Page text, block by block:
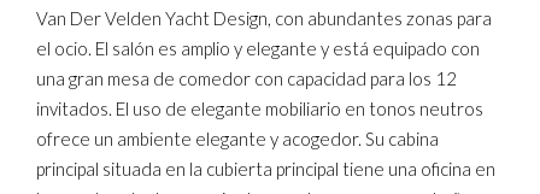
Van Der Velden Yacht Design, con abundantes zonas para
el ocio. El salón es amplio y elegante y está equipado con
una gran mesa de comedor con capacidad para los 12
invitados. El uso de elegante mobiliario en tonos neutros
ofrece un ambiente elegante y acogedor. Su cabina
principal situada en la cubierta principal tiene una oficina en